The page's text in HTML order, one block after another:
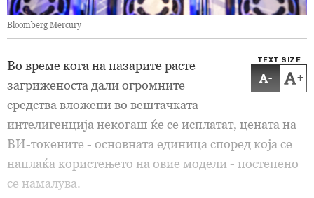
Bloomberg Mercury
TEXT SIZE
- +
Во време кога на пазарите расте
загриженоста дали огромните
средства вложени во вештачката
интелигенција некогаш ќе се исплатат, цената на
ВИ-токените - основната единица според која се
наплаќа користењето на овие модели - постепено
се намалува.